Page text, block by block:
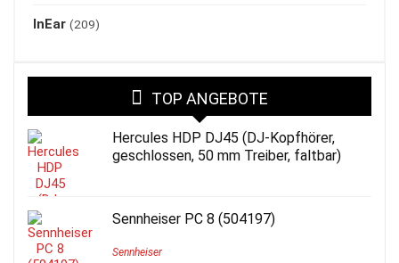
InEar (209)
TOP ANGEBOTE
Hercules HDP DJ45 (DJ-Kopfhörer,
geschlossen, 50 mm Treiber, faltbar)
Sennheiser PC 8 (504197)
Sennheiser